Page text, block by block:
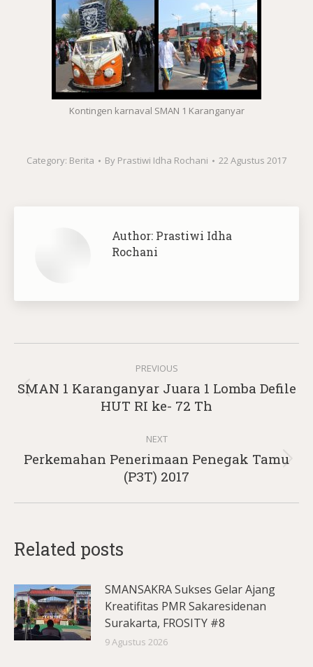
Kontingen karnaval SMAN 1 Karanganyar
Category: Berita By Prastiwi Idha Rochani 22 Agustus 2017
Author: Prastiwi Idha
Rochani
navigation
PREVIOUS
Previous
post:
SMAN 1 Karanganyar Juara 1 Lomba Defile
HUT RI ke- 72 Th
NEXT
Next
post:
Perkemahan Penerimaan Penegak Tamu
(P3T) 2017
Related posts
SMANSAKRA Sukses Gelar Ajang
Kreatifitas PMR Sakaresidenan
Surakarta, FROSITY #8
9 Agustus 2026